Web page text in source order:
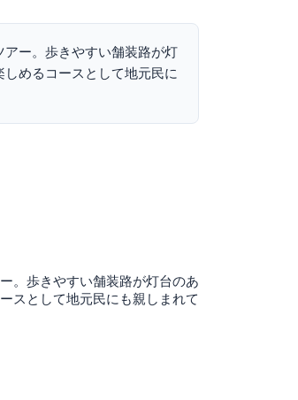
ー。歩きやすい舗装路が灯
めるコースとして地元民に
。歩きやすい舗装路が灯台のあ
スとして地元民にも親しまれて